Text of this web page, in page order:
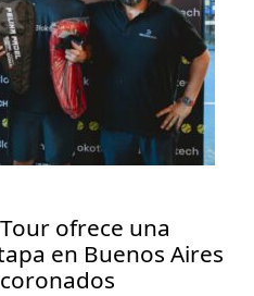
ofrece una
en Buenos Aires